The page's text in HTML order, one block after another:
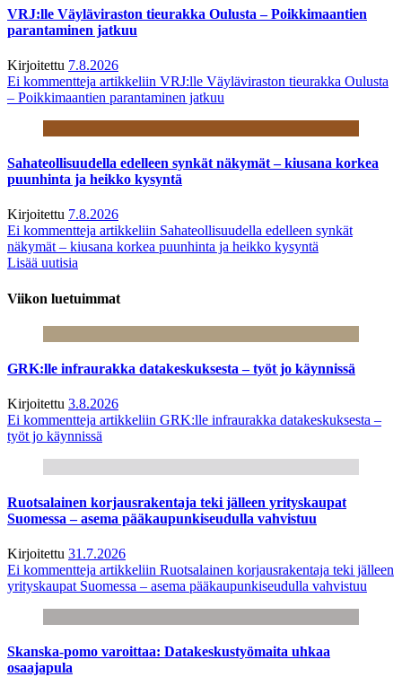
VRJ:lle Väyläviraston tieurakka Oulusta – Poikkimaantien
parantaminen jatkuu
Kirjoitettu 7.8.2026
Ei kommentteja artikkeliin VRJ:lle Väyläviraston tieurakka Oulusta
– Poikkimaantien parantaminen jatkuu
Sahateollisuudella edelleen synkät näkymät – kiusana korkea
puunhinta ja heikko kysyntä
Kirjoitettu 7.8.2026
Ei kommentteja artikkeliin Sahateollisuudella edelleen synkät
näkymät – kiusana korkea puunhinta ja heikko kysyntä
Lisää uutisia
Viikon luetuimmat
GRK:lle infraurakka datakeskuksesta – työt jo käynnissä
Kirjoitettu 3.8.2026
Ei kommentteja artikkeliin GRK:lle infraurakka datakeskuksesta –
työt jo käynnissä
Ruotsalainen korjausrakentaja teki jälleen yrityskaupat
Suomessa – asema pääkaupunkiseudulla vahvistuu
Kirjoitettu 31.7.2026
Ei kommentteja artikkeliin Ruotsalainen korjausrakentaja teki jälleen
yrityskaupat Suomessa – asema pääkaupunkiseudulla vahvistuu
Skanska-pomo varoittaa: Datakeskustyömaita uhkaa
osaajapula